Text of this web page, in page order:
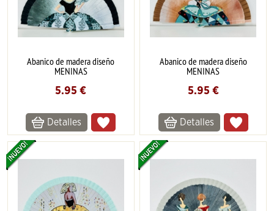
Abanico de madera diseño
MENINAS
5.95 €
Detalles
Abanico de madera diseño
MENINAS
5.95 €
Detalles